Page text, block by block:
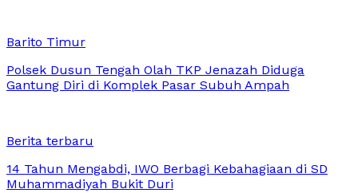
Barito Timur
Polsek Dusun Tengah Olah TKP Jenazah Diduga
Gantung Diri di Komplek Pasar Subuh Ampah
Berita terbaru
14 Tahun Mengabdi, IWO Berbagi Kebahagiaan di SD
Muhammadiyah Bukit Duri